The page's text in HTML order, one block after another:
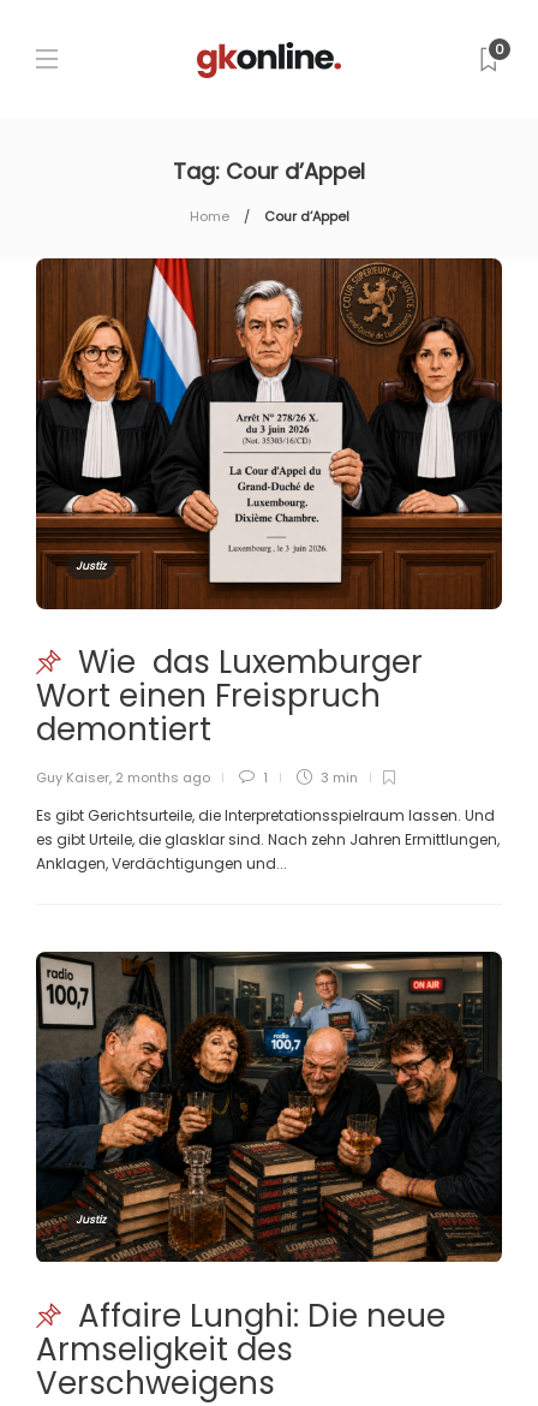
0
Tag: Cour d’Appel
Home Cour d’Appel
Justiz
Wie das Luxemburger
Wort einen Freispruch
demontiert
Guy Kaiser, 2 months ago 1 3 min
Es gibt Gerichtsurteile, die Interpretationsspielraum lassen. Und
es gibt Urteile, die glasklar sind. Nach zehn Jahren Ermittlungen,
Anklagen, Verdächtigungen und...
Justiz
Affaire Lunghi: Die neue
Armseligkeit des
Verschweigens